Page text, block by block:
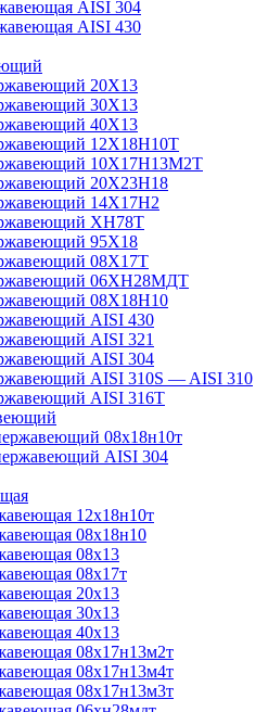
AISI 304
AISI 430
20Х13
30Х13
40Х13
12Х18Н10Т
10Х17Н13М2T
20Х23Н18
14Х17Н2
ХН78Т
95Х18
08Х17Т
06ХН28МДТ
08Х18Н10
AISI 430
AISI 321
AISI 304
AISI 310S — AISI 310
AISI 316T
08х18н10т
AISI 304
12х18н10т
08х18н10
08х13
08х17т
20х13
30х13
40х13
08х17н13м2т
08х17н13м4т
08х17н13м3т